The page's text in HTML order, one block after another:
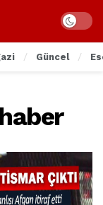
Güncel